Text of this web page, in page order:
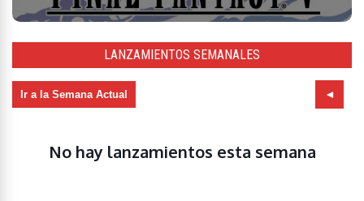
LANZAMIENTOS SEMANALES
Ir a la Semana Actual
No hay lanzamientos esta semana